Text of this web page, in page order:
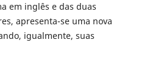
em inglês e das duas
apresenta-se uma nova
igualmente, suas